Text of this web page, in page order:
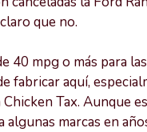
que no.
40 mpg o más para
fabricar aquí,
Tax. Aunque
algunas marcas en